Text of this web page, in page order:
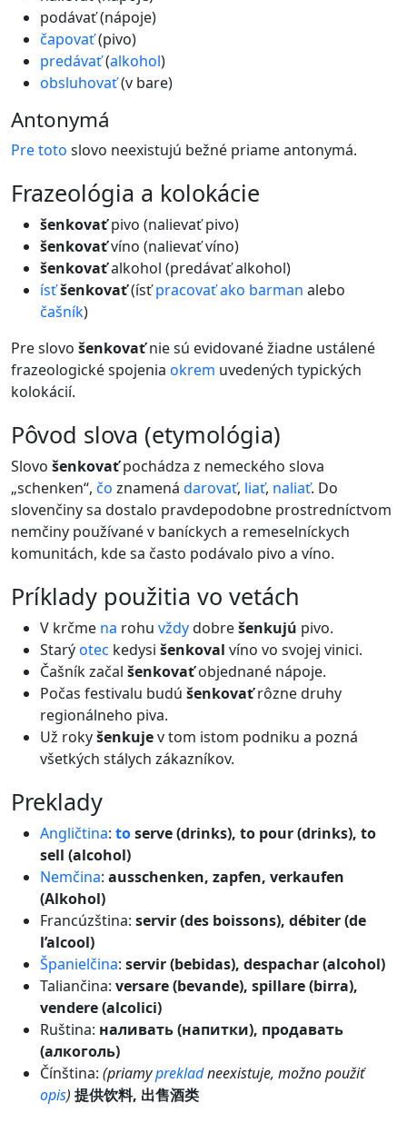
podávať (nápoje)
čapovať(pivo)
predávať(alkohol)
obsluhovať(v bare)
Antonymá
Pretoto slovo neexistujú bežné priame antonymá.
frazeológia a kolokácie
šenkovaťpivo (nalievať pivo)
šenkovaťvíno (nalievať víno)
šenkovaťalkohol (predávať alkohol)
ísťšenkovať(ísťpracovaťako barman alebo
čašník)
Pre slovo šenkovaťnie sú evidované žiadne ustálené
frazeologické spojenia okrem uvedených typických
kolokácií.
pôvod slova (etymológia)
Slovo šenkovaťpochádza z nemeckého slova
„schenken“, čo znamená darovať, liať, naliať. Do
slovenčiny sa dostalo pravdepodobne prostredníctvom
nemčiny používané v baníckych a remeselníckych
komunitách, kde sa často podávalo pivo a víno.
príklady použitia vo vetách
V krčme na rohu vždydobrešenkujú pivo.
Starýotec kedysi šenkoval víno vo svojej vinici.
Čašník začal šenkovaťobjednané nápoje.
Počas festivalu budú šenkovaťrôzne druhy
regionálneho piva.
Už rokyšenkujev tom istom podniku a pozná
všetkých stálych zákazníkov.
preklady
Angličtina: toserve (drinks), to pour (drinks), to
sell (alcohol)
Nemčina: ausschenken, zapfen, verkaufen
(Alkohol)
Francúzština: servir (des boissons), débiter (de
l’alcool)
Španielčina: servir (bebidas), despachar (alcohol)
Taliančina: versare (bevande), spillare (birra),
vendere (alcolici)
Ruština: наливать (напитки), продавать
(алкоголь)
Čínština: (priamyprekladneexistuje, možno použiť
opis) 提供饮料, 出售酒类